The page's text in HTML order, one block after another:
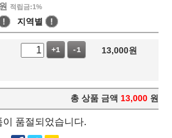
적립금:1%
! 지역별 !
+1 -1 13,000원
총 상품 금액 13,000 원
이 품절되었습니다.